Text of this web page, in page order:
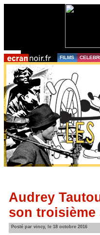
FILMS
Audrey
son troisième
Posté par vincy, le 18 octobre 2016